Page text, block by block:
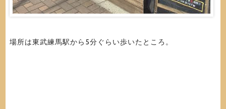
場所は東武練馬駅から5分ぐらい歩いたところ。